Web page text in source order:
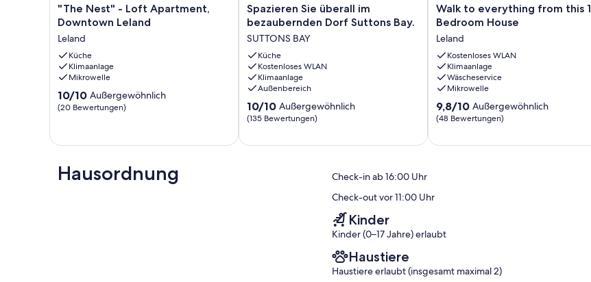
"The
Nest"
Loft
Apartment,
Downtown
Leland
Leland
"The Nest" - Loft Apartment,
Downtown Leland
Leland
Küche
Klimaanlage
Mikrowelle
10.0
von
(20
10/10 Außergewöhnlich
(20 Bewertungen)
Spazieren
Sie
im
bezaubernden
Dorf
Suttons
Bay.
SUTTONS
BAY
Spazieren Sie überall im
bezaubernden Dorf Suttons Bay.
SUTTONS BAY
Küche
Kostenloses WLAN
Klimaanlage
Außenbereich
10.0
von
Außergewöhnlich,
10/10 Außergewöhnlich
(135 Bewertungen)
Walk
to
from
this
1
Bedroom
House
Leland
Walk to everything from this 1
Bedroom House
Leland
Kostenloses WLAN
Klimaanlage
Wäscheservice
Mikrowelle
9.8
von
Außergewöhnlich,
9,8/10 Außergewöhnlich
(48 Bewertungen)
Hausordnung Check-in ab 16:00 Uhr
Check-out vor 11:00 Uhr
Kinder
Kinder (0–17 Jahre) erlaubt
Haustiere
Haustiere erlaubt (insgesamt maximal 2)